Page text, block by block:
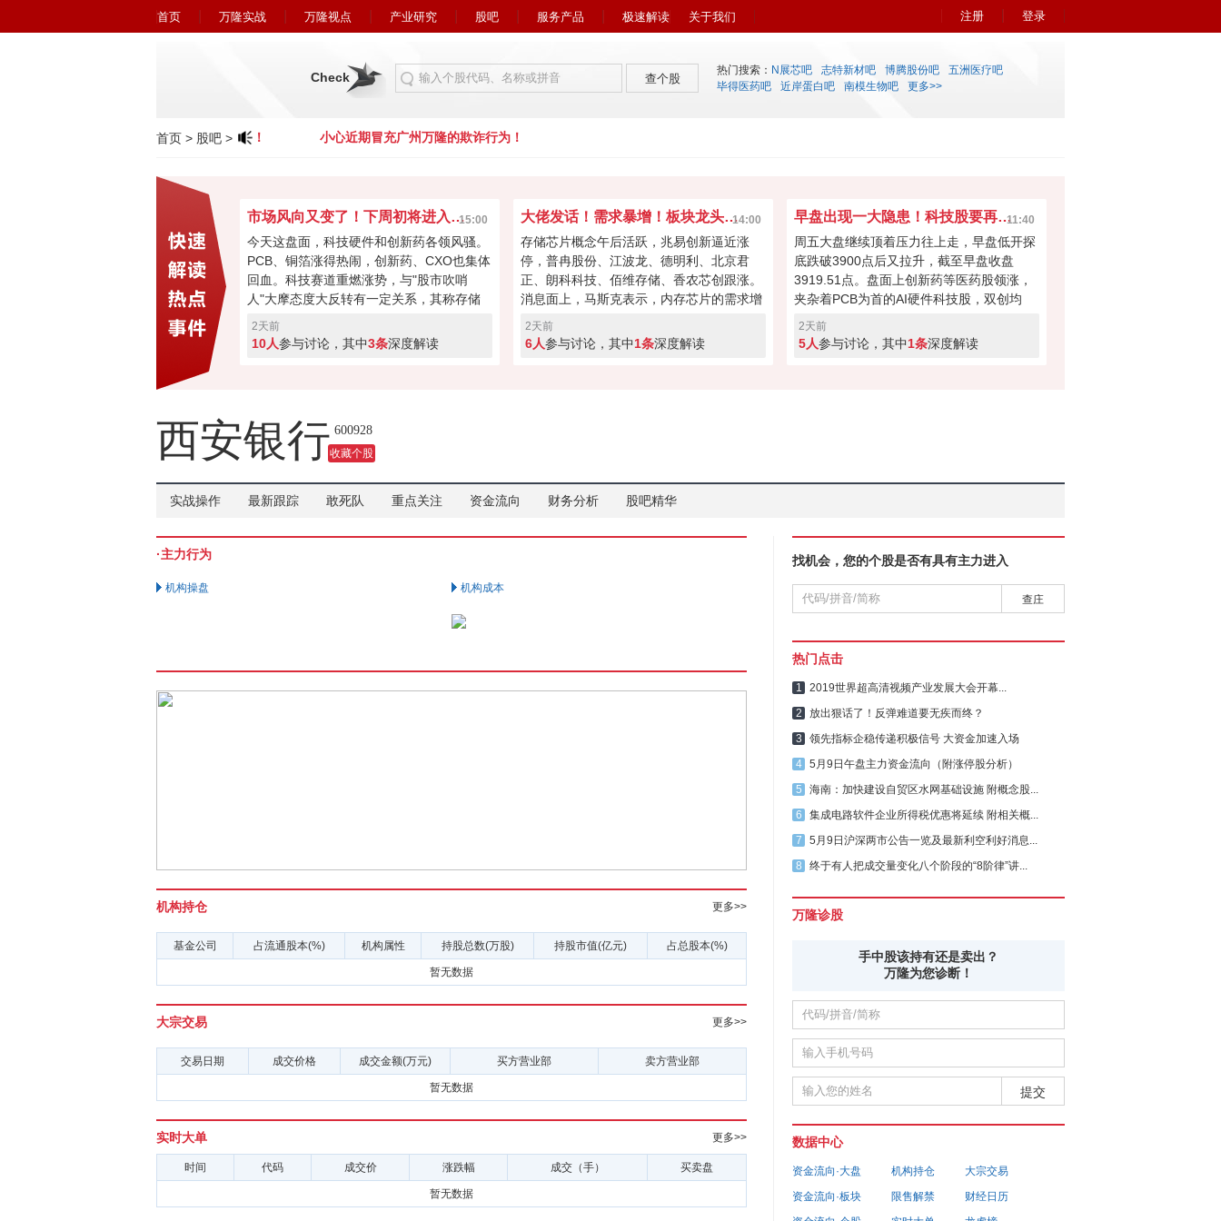
注册 登录
首页 万隆实战 万隆视点 产业研究 股吧 服务产品 极速解读 关于我们
Check 查个股
热门搜索： N展芯吧 志特新材吧 博腾股份吧
五洲医疗吧
毕得医药吧
近岸蛋白吧 南模生物吧 更多>>
首页 > 股吧 >
小心近期冒充广州万隆的欺诈行为！ 小心近期冒充广州万隆的欺诈行为！
市场风向又变了！下周初将进入关键窗口？15:00
今天这盘面，科技硬件和创新药各领风骚。
PCB、铜箔涨得热闹，创新药、CXO也集体
回血。科技赛道重燃涨势，与"股市吹哨
人"大摩态度大反转有一定关系，其称存储
最悲观过去，市场焦点要转向资本回馈，回
购、现金流或将成新催化。经过本周的连续
2天前
10人参与讨论，其中3条深度解读
大佬发话！需求暴增！板块龙头冲击涨停？14:00
存储芯片概念午后活跃，兆易创新逼近涨
停，普冉股份、江波龙、德明利、北京君
正、朗科科技、佰维存储、香农芯创跟涨。
消息面上，马斯克表示，内存芯片的需求增
长速度远远超过了供应增速。马斯克对存储
芯片的需求状况具备很强的发言权，因为特
2天前
6人参与讨论，其中1条深度解读
早盘出现一大隐患！科技股要再次吸干大盘？11:40
周五大盘继续顶着压力往上走，早盘低开探
底跌破3900点后又拉升，截至早盘收盘
3919.51点。盘面上创新药等医药股领涨，
夹杂着PCB为首的AI硬件科技股，双创均
涨。科技股本次反弹力度不小，但早盘成交
缩量700多亿，如此下去会不会无法撑起大
2天前
5人参与讨论，其中1条深度解读
西安银行 600928
收藏个股
实战操作 最新跟踪 敢死队 重点关注 资金流向 财务分析 股吧精华
·主力行为
机构操盘 机构成本
机构持仓 更多>>
基金公司 占流通股本(%) 机构属性 持股总数(万股) 持股市值(亿元) 占总股本(%)
暂无数据
大宗交易 更多>>
交易日期 成交价格 成交金额(万元) 买方营业部 卖方营业部
暂无数据
实时大单 更多>>
时间 代码 成交价 涨跌幅 成交（手） 买卖盘
暂无数据
找机会，您的个股是否有具有主力进入
查庄
热门点击
1
2019世界超高清视频产业发展大会开幕...
2
放出狠话了！反弹难道要无疾而终？
3
领先指标企稳传递积极信号 大资金加速入场
4
5月9日午盘主力资金流向（附涨停股分析）
5
海南：加快建设自贸区水网基础设施 附概念股...
6
集成电路软件企业所得税优惠将延续 附相关概...
7
5月9日沪深两市公告一览及最新利空利好消息...
8
终于有人把成交量变化八个阶段的“8阶律”讲...
万隆诊股
手中股该持有还是卖出？
万隆为您诊断！
数据中心
资金流向·大盘 机构持仓
大宗交易
资金流向·板块
限售解禁
财经日历